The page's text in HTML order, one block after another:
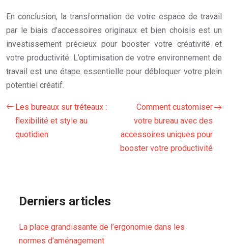
En conclusion, la transformation de votre espace de travail
par le biais d’accessoires originaux et bien choisis est un
investissement précieux pour booster votre créativité et
votre productivité. L’optimisation de votre environnement de
travail est une étape essentielle pour débloquer votre plein
potentiel créatif.
Les bureaux sur tréteaux :
flexibilité et style au
quotidien
Comment customiser
votre bureau avec des
accessoires uniques pour
booster votre productivité
Derniers articles
La place grandissante de l’ergonomie dans les
normes d’aménagement